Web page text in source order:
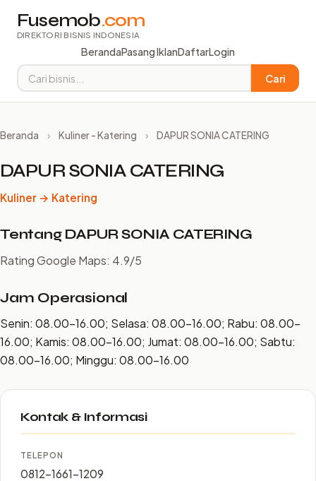
Fusemob.com
DIREKTORI BISNIS INDONESIA
BerandaPasang IklanDaftarLogin
Cari
Beranda › Kuliner - Katering › DAPUR SONIA CATERING
DAPUR SONIA CATERING
Kuliner → Katering
Tentang DAPUR SONIA CATERING
Rating Google Maps: 4.9/5
Jam Operasional
Senin: 08.00–16.00; Selasa: 08.00–16.00; Rabu: 08.00–
16.00; Kamis: 08.00–16.00; Jumat: 08.00–16.00; Sabtu:
08.00–16.00; Minggu: 08.00–16.00
Kontak & Informasi
TELEPON
0812-1661-1209